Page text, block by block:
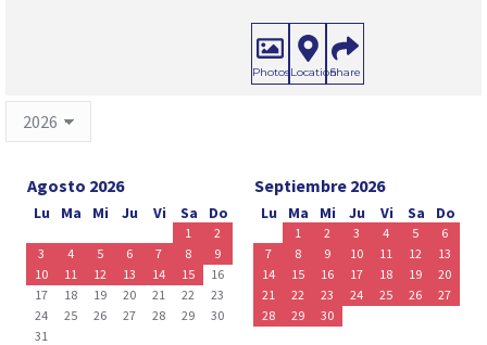
Photos LocationShare
Agosto 2026
Lu Ma Mi Ju Vi Sa Do
1
2
3
4 5 6 7 8
9
10
11 12 13 14 15
16
17
18 19 20 21 22
23
24
25 26 27 28 29
30
31
Septiembre 2026
Lu Ma Mi Ju Vi Sa Do
1 2 3 4 5
6
7
8 9 10 11 12
13
14
15 16 17 18 19
20
21
22 23 24 25 26
27
28
29 30